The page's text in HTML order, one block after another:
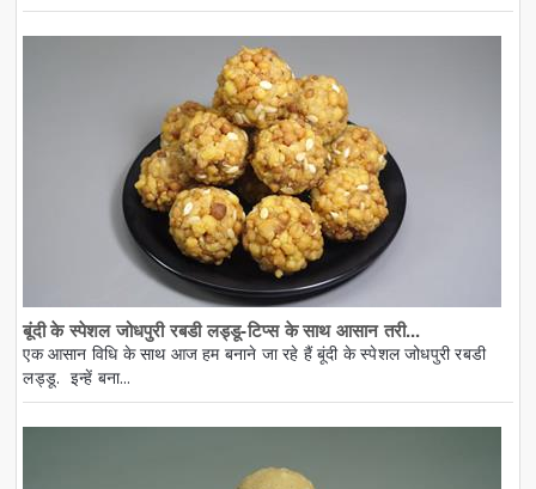
बूंदी के स्पेशल जोधपुरी रबडी लड्डू-टिप्स के साथ आसान तरी...
एक आसान विधि के साथ आज हम बनाने जा रहे हैं बूंदी के स्पेशल जोधपुरी रबडी
लड्डू. इन्हें बना...